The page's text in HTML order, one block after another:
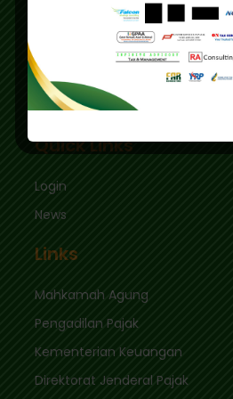
Education Center
Graha Mas Fatmawati Blok
Kec. Keb. Baru Jl. Fatmawati
Jakarta Selatan 12410
sekretariat@ikpi.or.id
Quick Links
Login
News
Links
Mahkamah Agung
Pengadilan Pajak
Kementerian Keuangan
Direktorat Jenderal Pajak